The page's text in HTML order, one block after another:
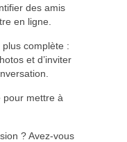
des amis
en ligne.
plus complète :
et d’inviter
pour mettre à
? Avez-vous